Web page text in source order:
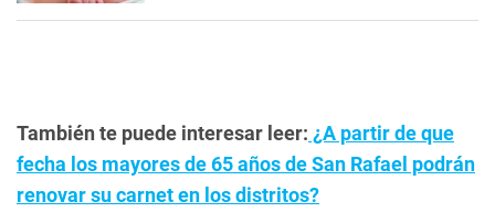
También te puede interesar leer: ¿A partir de que
fecha los mayores de 65 años de San Rafael podrán
renovar su carnet en los distritos?